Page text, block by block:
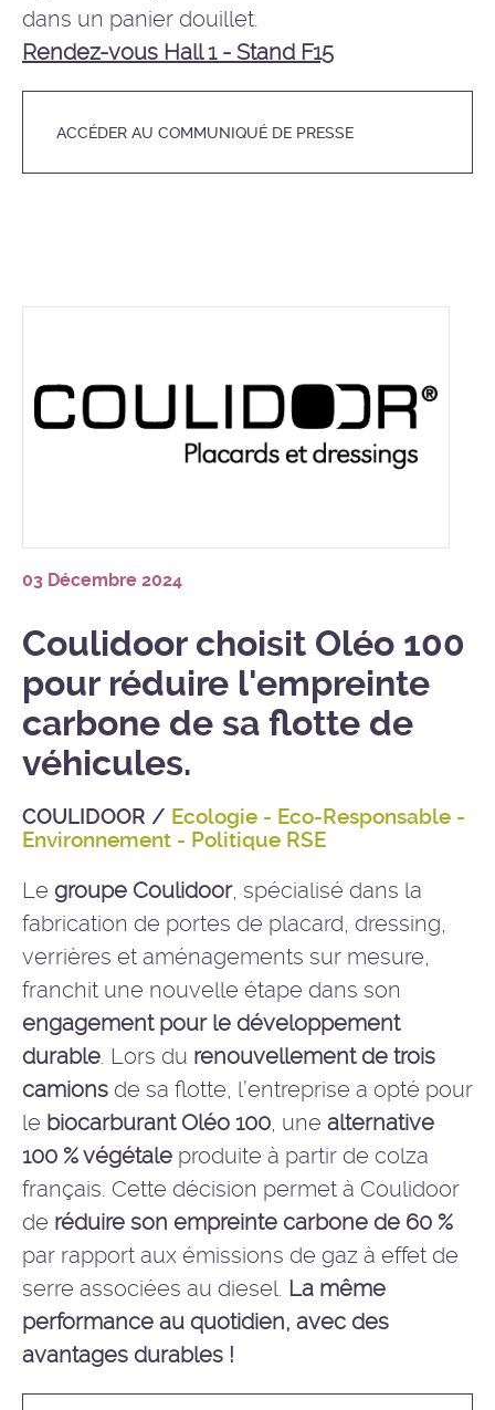
dans un panier douillet.
Rendez-vous Hall 1 - Stand F15
ACCÉDER AU COMMUNIQUÉ DE PRESSE
03 Décembre 2024
Coulidoor choisit Oléo 100
pour réduire l'empreinte
carbone de sa flotte de
véhicules.
COULIDOOR / Ecologie - Eco-Responsable -
Environnement - Politique RSE
Le groupe Coulidoor, spécialisé dans la
fabrication de portes de placard, dressing,
verrières et aménagements sur mesure,
franchit une nouvelle étape dans son
engagement pour le développement
durable. Lors du renouvellement de trois
camions de sa flotte, l’entreprise a opté pour
le biocarburant Oléo 100, une alternative
100 % végétale produite à partir de colza
français. Cette décision permet à Coulidoor
de réduire son empreinte carbone de 60 %
par rapport aux émissions de gaz à effet de
serre associées au diesel. La même
performance au quotidien, avec des
avantages durables !